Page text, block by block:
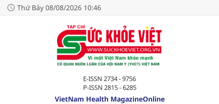
Thứ Bảy 08/08/2026 10:46
E-ISSN 2734 - 9756
P-ISSN 2815 - 6285
VietNam Health MagazineOnline